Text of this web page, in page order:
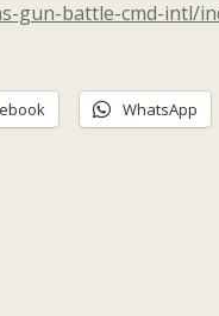
gun-battle-cmd-intl/
WhatsApp